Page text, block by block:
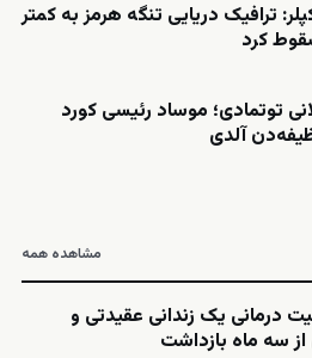
ترافیک دریایی تنگه هرمز به کمتر
کرد
توتمادی؛ موساد رئیسی کورد
آلدی
مشاهده همه
درمانی یک زندانی عقیدتی و
سه ماه بازداشت